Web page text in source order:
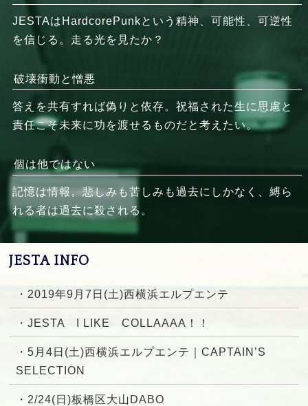
JESTAはHardcorePunkという精神、可能性、可逆性
を信じる。走る光を見たか？
破壊衝動と憎悪
答えを共有すれば偽りと依存。祝福された生に思慮と
責任こそ未来に功を渡せるものだと考えたい。
個は他ではない
記憶は情報。悲しみも苦しみも過去にしかなく、縛ら
れる者は過去に殺される。
JESTA INFO
・2019年9月7日(土)西横浜エルプエンテ
・JESTA I LIKE COLLAAAA！！
・5月4日(土)西横浜エルプエンテ｜CAPTAIN’S
SELECTION
・2/24(日)板橋区大山DABO